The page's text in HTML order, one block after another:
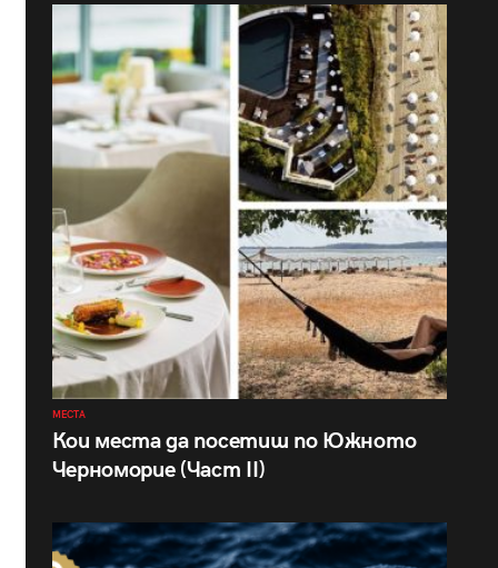
МЕСТА
Кои места да посетиш по Южното
Черноморие (Част II)